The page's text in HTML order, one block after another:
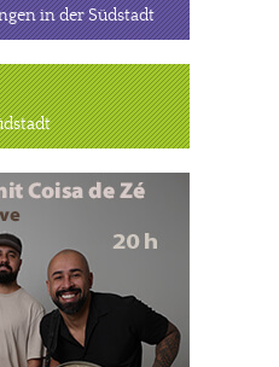
in der Südstadt